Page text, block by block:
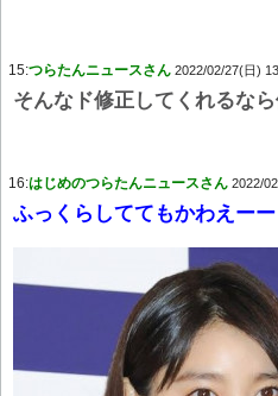
15:つらたんニュースさん 2022/02/27(日)
そんなド修正してくれるな
16:はじめのつらたんニュースさん 2022/
ふっくらしててもかわえーー